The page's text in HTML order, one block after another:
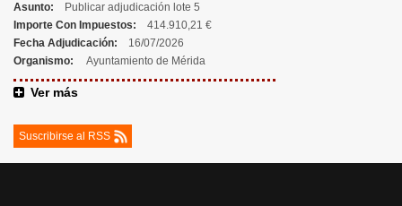
Asunto:
Publicar adjudicación lote 5
Importe Con Impuestos:
414.910,21 €
Fecha Adjudicación:
16/07/2026
Organismo:
Ayuntamiento de Mérida
Ver más
Suscribirse al RSS